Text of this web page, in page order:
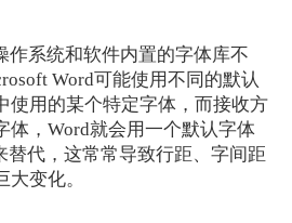
作系统和软件内置的字体库不
Word可能使用不同的默认
使用的某个特定字体，而接收方
体，Word就会用一个默认字体
替代，这常常导致行距、字间距
变化。